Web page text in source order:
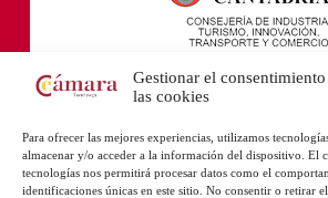
Gestionar el consentimiento
las cookies
Para ofrecer las mejores experiencias, utilizamos
almacenar y/o acceder a la información del dispositivo. El
tecnologías nos permitirá procesar datos como el
identificaciones únicas en este sitio. No consentir o retirar